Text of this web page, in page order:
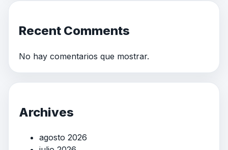
Recent Comments
No hay comentarios que mostrar.
Archives
agosto 2026